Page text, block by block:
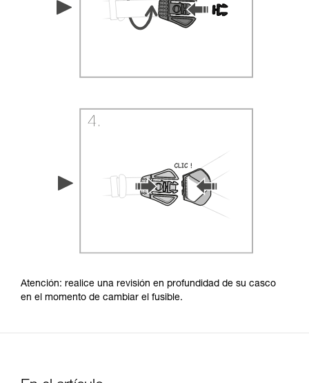
Atención: realice una revisión en profundidad de su casco
en el momento de cambiar el fusible.